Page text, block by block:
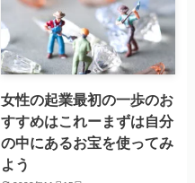
女性の起業最初の一歩のお
すすめはこれーまずは自分
の中にあるお宝を使ってみ
よう